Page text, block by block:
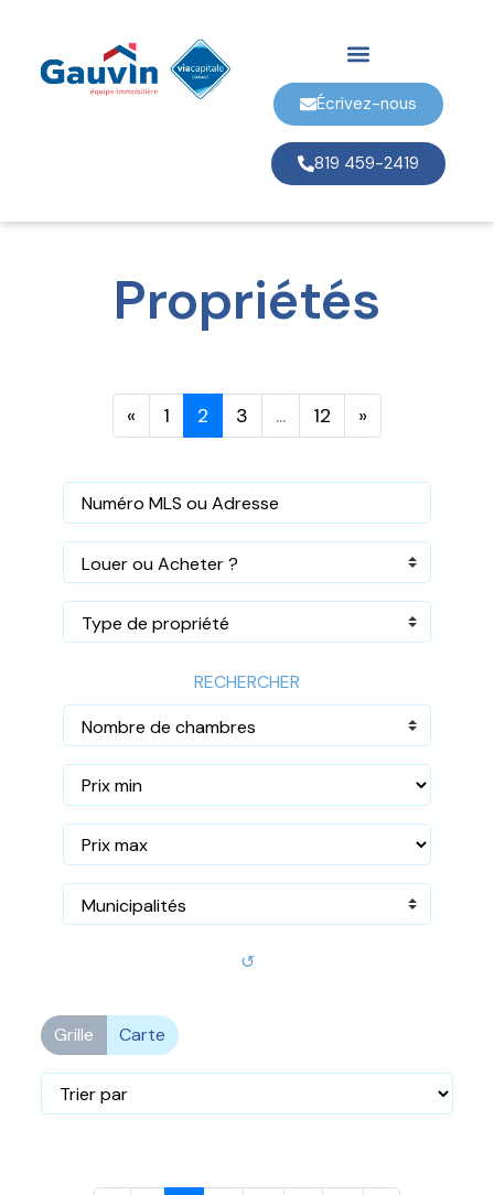
Écrivez-nous
819 459-2419
Propriétés
« 1 2 3 ... 12 »
Louer ou Acheter ?
Type de propriété
RECHERCHER
Nombre de chambres
Municipalités
↺
Grille Carte